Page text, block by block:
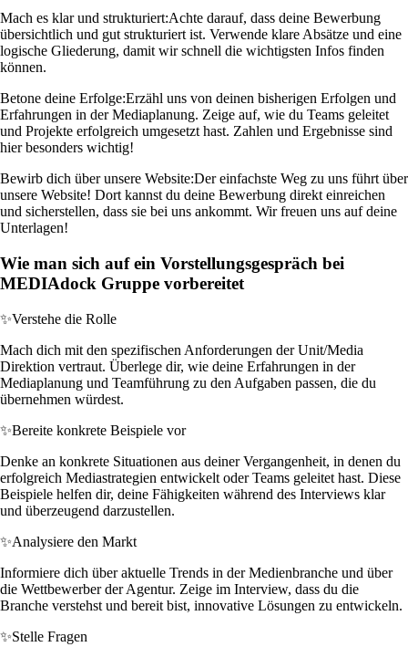
Mach es klar und strukturiert:Achte darauf, dass deine Bewerbung
übersichtlich und gut strukturiert ist. Verwende klare Absätze und eine
logische Gliederung, damit wir schnell die wichtigsten Infos finden
können.
Betone deine Erfolge:Erzähl uns von deinen bisherigen Erfolgen und
Erfahrungen in der Mediaplanung. Zeige auf, wie du Teams geleitet
und Projekte erfolgreich umgesetzt hast. Zahlen und Ergebnisse sind
hier besonders wichtig!
Bewirb dich über unsere Website:Der einfachste Weg zu uns führt über
unsere Website! Dort kannst du deine Bewerbung direkt einreichen
und sicherstellen, dass sie bei uns ankommt. Wir freuen uns auf deine
Unterlagen!
Wie man sich auf ein Vorstellungsgespräch bei
MEDIAdock Gruppe vorbereitet
✨Verstehe die Rolle
Mach dich mit den spezifischen Anforderungen der Unit/Media
Direktion vertraut. Überlege dir, wie deine Erfahrungen in der
Mediaplanung und Teamführung zu den Aufgaben passen, die du
übernehmen würdest.
✨Bereite konkrete Beispiele vor
Denke an konkrete Situationen aus deiner Vergangenheit, in denen du
erfolgreich Mediastrategien entwickelt oder Teams geleitet hast. Diese
Beispiele helfen dir, deine Fähigkeiten während des Interviews klar
und überzeugend darzustellen.
✨Analysiere den Markt
Informiere dich über aktuelle Trends in der Medienbranche und über
die Wettbewerber der Agentur. Zeige im Interview, dass du die
Branche verstehst und bereit bist, innovative Lösungen zu entwickeln.
✨Stelle Fragen